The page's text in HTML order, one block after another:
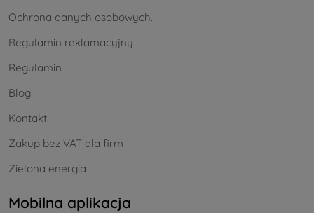
Ochrona danych osobowych.
Regulamin reklamacyjny
Regulamin
Blog
Kontakt
Zakup bez VAT dla firm
Zielona energia
Mobilna aplikacja